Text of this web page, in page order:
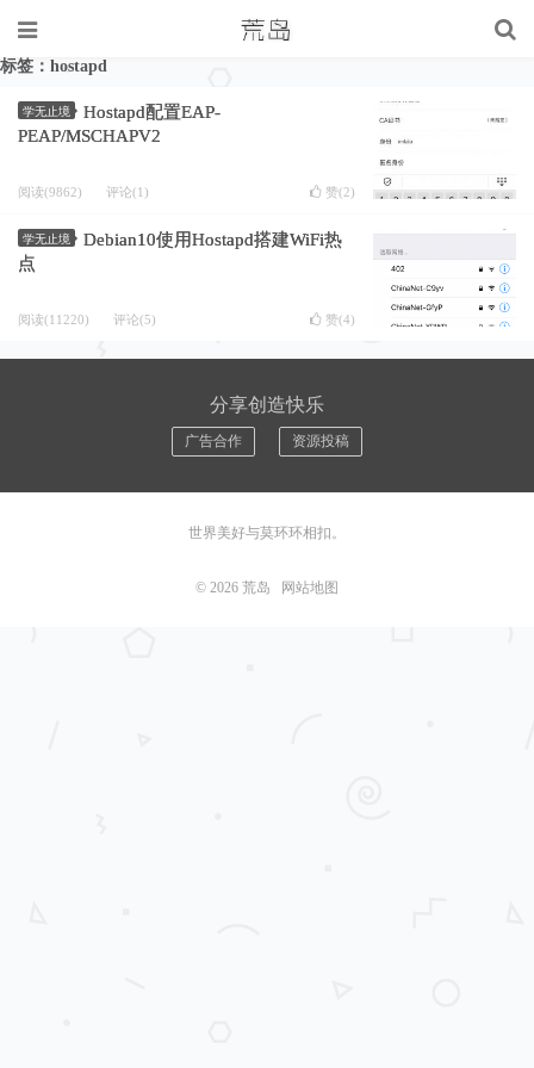
标签：hostapd
学无止境
Hostapd配置EAP-
PEAP/MSCHAPV2
阅读(9862) 评论(1) 赞(2)
学无止境
Debian10使用Hostapd搭建WiFi热
点
阅读(11220) 评论(5) 赞(4)
分享创造快乐
广告合作 资源投稿
世界美好与莫环环相扣。
© 2026 荒岛 网站地图